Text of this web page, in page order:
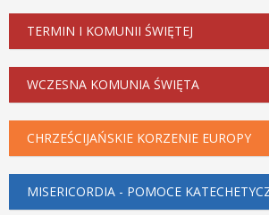
TERMIN I KOMUNII ŚWIĘTEJ
WCZESNA KOMUNIA ŚWIĘTA
CHRZEŚCIJAŃSKIE KORZENIE EUROPY
MISERICORDIA - POMOCE